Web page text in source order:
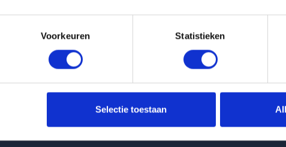
Voorkeuren Statistieken
Selectie toestaan